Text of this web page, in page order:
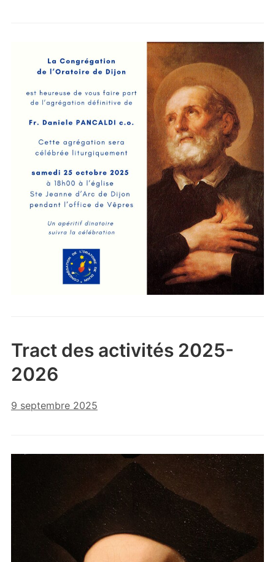
Tract des activités 2025-
2026
9 septembre 2025